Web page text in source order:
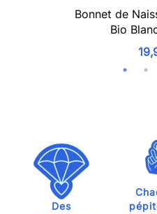
Bonnet de
Bio
Des